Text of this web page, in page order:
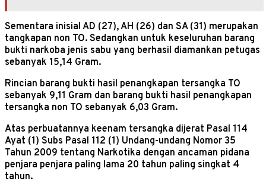
Sementara inisial AD (27), AH (26) dan SA (31) merupakan
tangkapan non TO. Sedangkan untuk keseluruhan barang
bukti narkoba jenis sabu yang berhasil diamankan petugas
sebanyak 15,14 Gram.
Rincian barang bukti hasil penangkapan tersangka TO
sebanyak 9,11 Gram dan barang bukti hasil penangkapan
tersangka non TO sebanyak 6,03 Gram.
Atas perbuatannya keenam tersangka dijerat Pasal 114
Ayat (1) Subs Pasal 112 (1) Undang-undang Nomor 35
Tahun 2009 tentang Narkotika dengan ancaman pidana
penjara penjara paling lama 20 tahun paling singkat 4
tahun.